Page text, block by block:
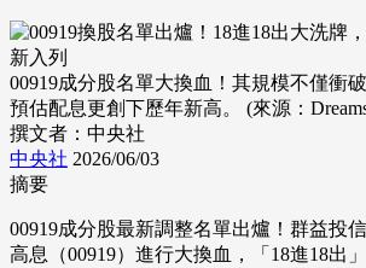
00919成分股名單大換血！其規模不僅衝
預估配息更創下歷年新高。 (來源：
撰文者：中央社
中央社 2026/06/03
摘要
00919成分股最新調整名單出爐！群益投
高息（00919）進行大換血，「18進18出